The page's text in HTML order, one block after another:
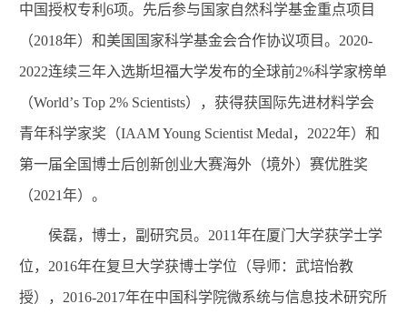
中国授权专利 6项。先后参与国家自然科学基金重点项目
（2018年）和美国国家科学基金会合作协议项目。 2020-
2022连续三年入选斯坦福大学发布的全球前2%科学家榜单
（World’s Top 2% Scientists），获得获国际先进材料学会
青年科学家奖（IAAM Young Scientist Medal， 2022年）和
第一届全国博士后创新创业大赛海外（境外）赛优胜奖
（2021年）。
侯磊，博士，副研究员。 2011年在厦门大学获学士学
位， 2016年在复旦大学获博士学位（导师：武培怡教
授）， 2016-2017年在中国科学院微系统与信息技术研究所